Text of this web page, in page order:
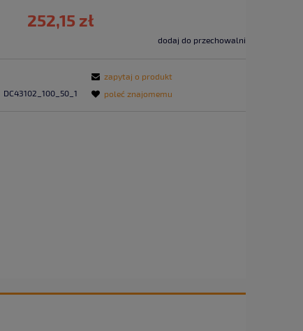
252,15 zł
dodaj do przechowalni
DC43102_100_50_1
zapytaj o produkt
poleć znajomemu